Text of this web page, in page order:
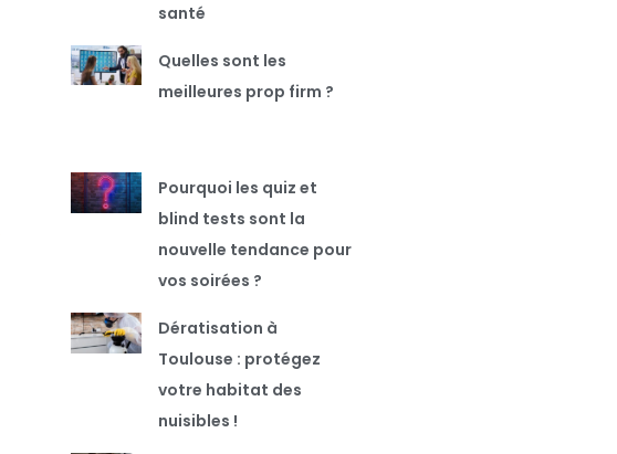
santé
Quelles sont les
meilleures prop firm ?
Pourquoi les quiz et
blind tests sont la
nouvelle tendance pour
vos soirées ?
Dératisation à
Toulouse : protégez
votre habitat des
nuisibles !